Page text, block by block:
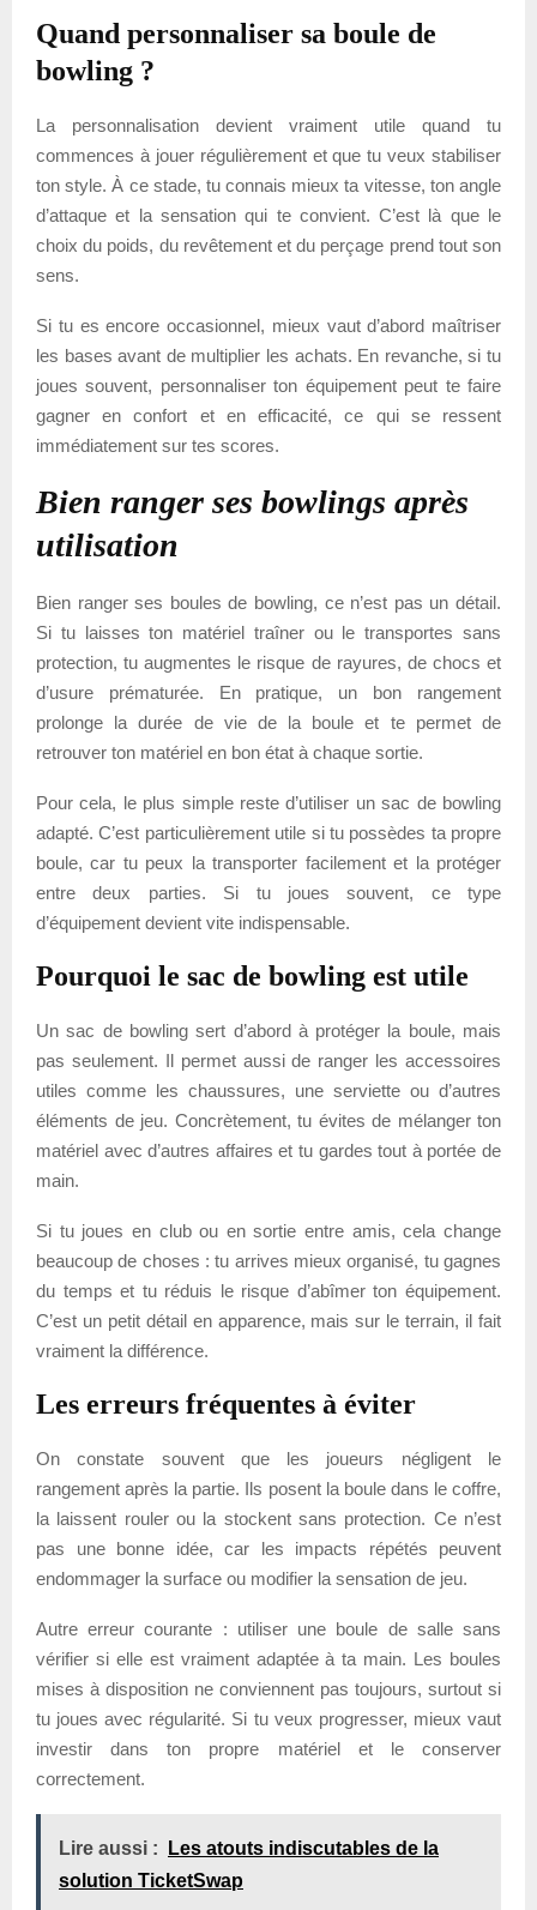
Quand personnaliser sa boule de
bowling ?
La personnalisation devient vraiment utile quand tu
commences à jouer régulièrement et que tu veux stabiliser
ton style. À ce stade, tu connais mieux ta vitesse, ton angle
d’attaque et la sensation qui te convient. C’est là que le
choix du poids, du revêtement et du perçage prend tout son
sens.
Si tu es encore occasionnel, mieux vaut d’abord maîtriser
les bases avant de multiplier les achats. En revanche, si tu
joues souvent, personnaliser ton équipement peut te faire
gagner en confort et en efficacité, ce qui se ressent
immédiatement sur tes scores.
Bien ranger ses bowlings après
utilisation
Bien ranger ses boules de bowling, ce n’est pas un détail.
Si tu laisses ton matériel traîner ou le transportes sans
protection, tu augmentes le risque de rayures, de chocs et
d’usure prématurée. En pratique, un bon rangement
prolonge la durée de vie de la boule et te permet de
retrouver ton matériel en bon état à chaque sortie.
Pour cela, le plus simple reste d’utiliser un sac de bowling
adapté. C’est particulièrement utile si tu possèdes ta propre
boule, car tu peux la transporter facilement et la protéger
entre deux parties. Si tu joues souvent, ce type
d’équipement devient vite indispensable.
Pourquoi le sac de bowling est utile
Un sac de bowling sert d’abord à protéger la boule, mais
pas seulement. Il permet aussi de ranger les accessoires
utiles comme les chaussures, une serviette ou d’autres
éléments de jeu. Concrètement, tu évites de mélanger ton
matériel avec d’autres affaires et tu gardes tout à portée de
main.
Si tu joues en club ou en sortie entre amis, cela change
beaucoup de choses : tu arrives mieux organisé, tu gagnes
du temps et tu réduis le risque d’abîmer ton équipement.
C’est un petit détail en apparence, mais sur le terrain, il fait
vraiment la différence.
Les erreurs fréquentes à éviter
On constate souvent que les joueurs négligent le
rangement après la partie. Ils posent la boule dans le coffre,
la laissent rouler ou la stockent sans protection. Ce n’est
pas une bonne idée, car les impacts répétés peuvent
endommager la surface ou modifier la sensation de jeu.
Autre erreur courante : utiliser une boule de salle sans
vérifier si elle est vraiment adaptée à ta main. Les boules
mises à disposition ne conviennent pas toujours, surtout si
tu joues avec régularité. Si tu veux progresser, mieux vaut
investir dans ton propre matériel et le conserver
correctement.
Lire aussi :
Les atouts indiscutables de la
solution TicketSwap